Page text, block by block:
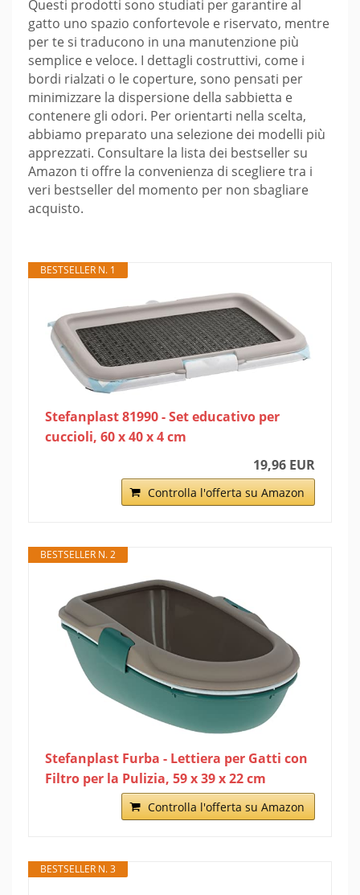
Questi prodotti sono studiati per garantire al
gatto uno spazio confortevole e riservato, mentre
per te si traducono in una manutenzione più
semplice e veloce. I dettagli costruttivi, come i
bordi rialzati o le coperture, sono pensati per
minimizzare la dispersione della sabbietta e
contenere gli odori. Per orientarti nella scelta,
abbiamo preparato una selezione dei modelli più
apprezzati. Consultare la lista dei bestseller su
Amazon ti offre la convenienza di scegliere tra i
veri bestseller del momento per non sbagliare
acquisto.
BESTSELLER N. 1
Stefanplast 81990 - Set educativo per
cuccioli, 60 x 40 x 4 cm
19,96 EUR
Controlla l'offerta su Amazon
BESTSELLER N. 2
Stefanplast Furba - Lettiera per Gatti con
Filtro per la Pulizia, 59 x 39 x 22 cm
Controlla l'offerta su Amazon
BESTSELLER N. 3